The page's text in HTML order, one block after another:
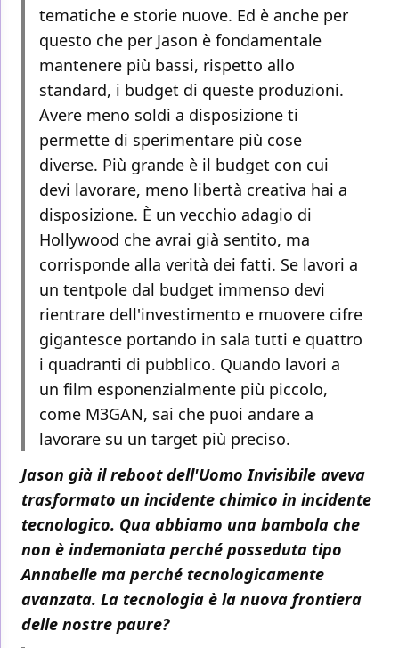
tematiche e storie nuove. Ed è anche per
questo che per Jason è fondamentale
mantenere più bassi, rispetto allo
standard, i budget di queste produzioni.
Avere meno soldi a disposizione ti
permette di sperimentare più cose
diverse. Più grande è il budget con cui
devi lavorare, meno libertà creativa hai a
disposizione. È un vecchio adagio di
Hollywood che avrai già sentito, ma
corrisponde alla verità dei fatti. Se lavori a
un tentpole dal budget immenso devi
rientrare dell'investimento e muovere cifre
gigantesce portando in sala tutti e quattro
i quadranti di pubblico. Quando lavori a
un film esponenzialmente più piccolo,
come M3GAN, sai che puoi andare a
lavorare su un target più preciso.
Jason già il reboot dell'Uomo Invisibile aveva
trasformato un incidente chimico in incidente
tecnologico. Qua abbiamo una bambola che
non è indemoniata perché posseduta tipo
Annabelle ma perché tecnologicamente
avanzata. La tecnologia è la nuova frontiera
delle nostre paure?